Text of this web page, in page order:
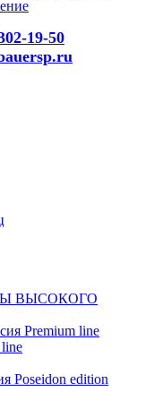
19-50
ВЫСОКОГО
Premium line
Poseidon edition